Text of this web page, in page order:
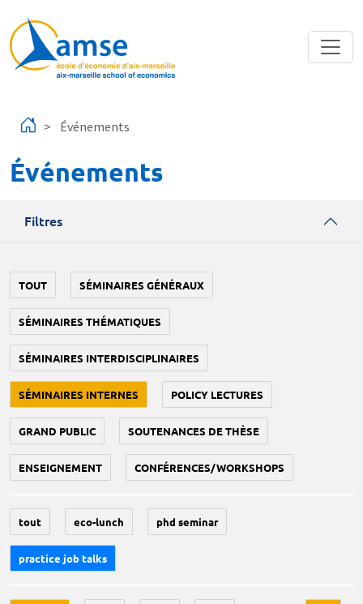
Événements
Événements
Filtres
TOUT SÉMINAIRES GÉNÉRAUX
SÉMINAIRES THÉMATIQUES
SÉMINAIRES INTERDISCIPLINAIRES
SÉMINAIRES INTERNES POLICY LECTURES
GRAND PUBLIC SOUTENANCES DE THÈSE
ENSEIGNEMENT CONFÉRENCES/WORKSHOPS
tout eco-lunch phd seminar
practice job talks